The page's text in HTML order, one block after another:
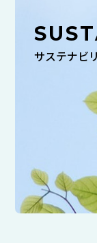
サステナビ